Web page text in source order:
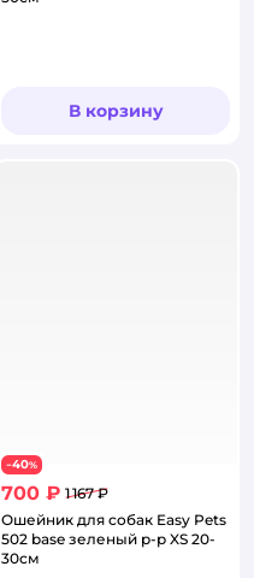
В корзину
−40%
700 ₽ 1 167 ₽
Ошейник для собак Easy Pets
502 base зеленый р-р XS 20-
30см